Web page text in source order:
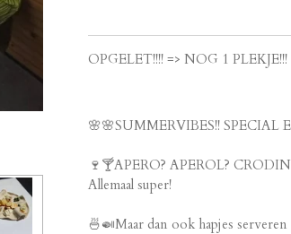
OPGELET!!!! => NOG 1 PLEKJE!!!
🌸🌸SUMMERVIBES!! SPECIAL
🍷 🍸APERO? APEROL?
Allemaal super!
🍜🍛Maar dan ook hapjes